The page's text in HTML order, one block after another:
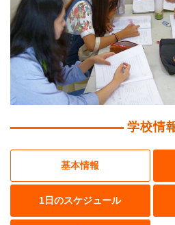
学校情
基本情報
1日のスケジュール